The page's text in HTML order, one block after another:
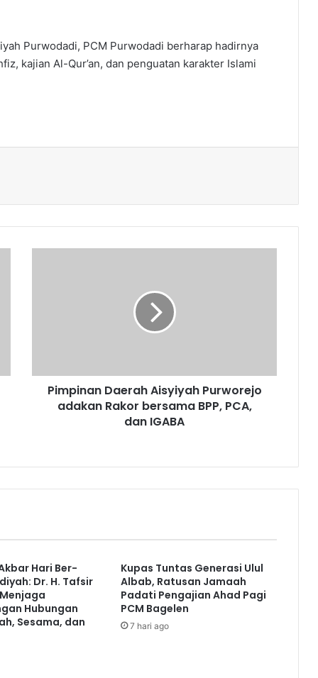
Purwodadi, PCM Purwodadi berharap hadirnya
kajian Al-Qur’an, dan penguatan karakter Islami
PCA,
IGABA
Pimpinan Daerah Aisyiyah Purworejo
adakan Rakor bersama BPP, PCA,
dan IGABA
Hari Ber-
Dr. H. Tafsir
Hubungan
Sesama, dan
Kupas Tuntas Generasi Ulul
Albab, Ratusan Jamaah
Padati Pengajian Ahad Pagi
PCM Bagelen
7 hari ago